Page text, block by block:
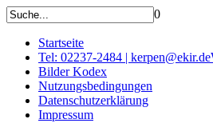
0
Startseite
Tel: 02237-2484 | kerpen@ekir.de
Bilder Kodex
Nutzungsbedingungen
Datenschutzerklärung
Impressum